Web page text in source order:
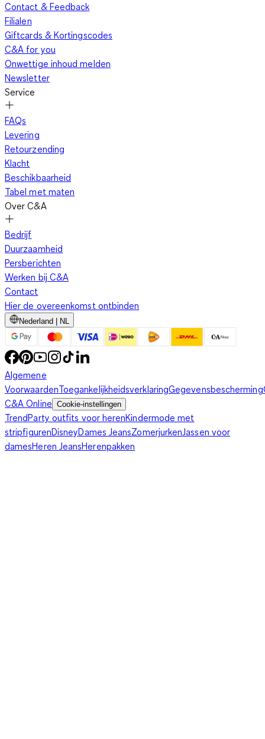
Contact & Feedback
Filialen
Giftcards & Kortingscodes
C&A for you
Onwettige inhoud melden
Newsletter
Service
FAQs
Levering
Retourzending
Klacht
Beschikbaarheid
Tabel met maten
Over C&A
Bedrijf
Duurzaamheid
Persberichten
Werken bij C&A
Contact
Hier de overeenkomst ontbinden
Nederland | NL
Algemene
VoorwaardenToegankelijkheidsverklaringGegevensbescherming
C&A Online Cookie-instellingen
TrendParty outfits voor herenKindermode met
stripfigurenDisneyDames JeansZomerjurkenJassen voor
damesHeren JeansHerenpakken